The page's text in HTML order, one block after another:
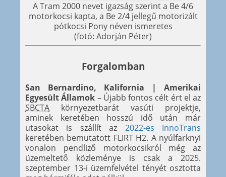
A Tram 2000 nevet igazság szerint a Be 4/6
motorkocsi kapta, a Be 2/4 jellegű motorizált
pótkocsi Pony néven ismeretes
(fotó: Adorján Péter)
Forgalomban
San Bernardino, Kalifornia | Amerikai
Egyesült Államok – Újabb fontos célt ért el az
SBCTA környezetbarát vasúti projektje,
aminek keretében hosszú idő után már
utasokat is szállít az 2022-es InnoTrans
keretében bemutatott FLIRT H2. A nyúlfarknyi
vonalon pendliző motorkocsikról még az
üzemeltető közleménye is csak a 2025.
szeptember 13-i üzemfelvétel tényét osztotta